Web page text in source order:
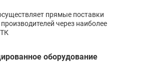
прямые поставки
через наиболее
оборудование